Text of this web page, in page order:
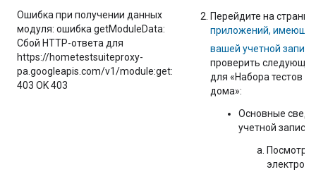
Ошибка при получении данных
модуля: ошибка getModuleData:
Сбой HTTP-ответа для
https://hometestsuiteproxy-
pa.googleapis.com/v1/module:get:
403 OK 403
Перейдите на
приложений,
вашей учетной записи
проверить
для «Набора тестов
дома»:
Основные
учетной записи